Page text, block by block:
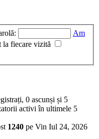
Am
la fiecare vizită
0 ascunși și 5
activi în ultimele 5
1240 pe Vin Iul 24, 2026